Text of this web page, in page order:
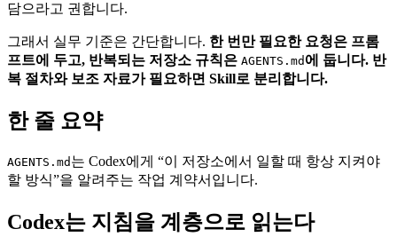
담으라고 권합니다.
그래서 실무 기준은 간단합니다. 한 번만 필요한 요청은 프롬
프트에 두고, 반복되는 저장소 규칙은 AGENTS.md 에 둡니다. 반
복 절차와 보조 자료가 필요하면 Skill로 분리합니다.
한 줄 요약
AGENTS.md 는 Codex에게 “이 저장소에서 일할 때 항상 지켜야
할 방식”을 알려주는 작업 계약서입니다.
Codex는 지침을 계층으로 읽는다